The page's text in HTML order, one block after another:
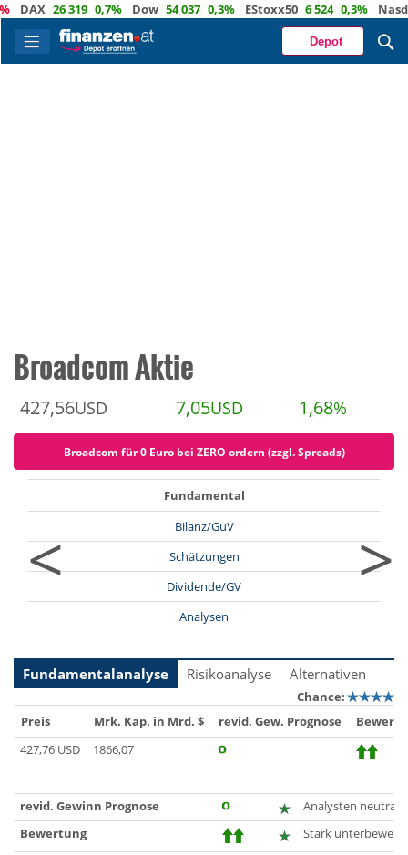
DAX 26 319 0,7% Dow 54 037 0,3% EStoxx50 6 524 0,3% Nasdaq
Depot
Broadcom Aktie
427,56USD 7,05USD 1,68%
Broadcom für 0 Euro bei ZERO ordern (zzgl. Spreads)
<
Fundamental
Bilanz/GuV
Schätzungen
Dividende/GV
Analysen
>
Fundamentalanalyse Risikoanalyse Alternativen
Chance:
Preis
Mrk. Kap. in Mrd. $ revid. Gew. Prognose
427,76 USD
1866,07
revid. Gewinn Prognose
Analysten neutral,
Bewertung
Stark